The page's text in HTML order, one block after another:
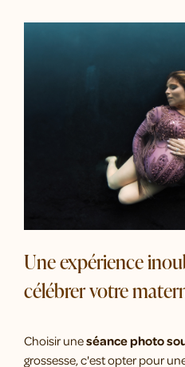
Une expérience
célébrer votre
Choisir uneséance photo
grossesse, c'est opter pour